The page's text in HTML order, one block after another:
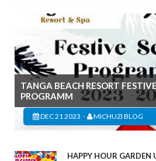
TANGA BEACH RESORT
PROGRAMM
DEC 21 2023 - MICHUZI BLOG
HAPPY HOUR GARDEN